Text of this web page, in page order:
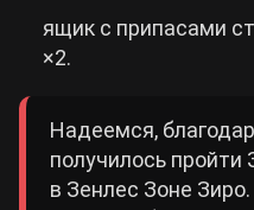
ящик с припасами
×2.
Надеемся,
получилось
в Зенлес Зоне Зиро.